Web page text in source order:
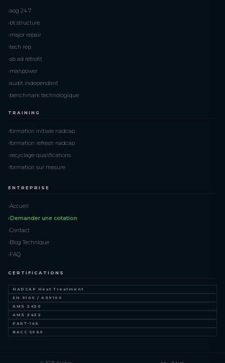
aog 24 7
bt structure
major repair
tech rep
sb ad retrofit
manpower
audit independant
benchmark technologique
TRAINING
formation initiale nadcap
formation refresh nadcap
recyclage qualifications
formation sur mesure
ENTREPRISE
Accueil
Demander une cotation
Contact
Blog Technique
FAQ
CERTIFICATIONS
NADCAP Heat Treatment
EN 9100 / AS9100
AMS 2430
AMS 2432
PART-145
BACC 5060